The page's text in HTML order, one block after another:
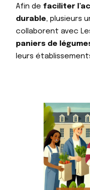
Afin de faciliter
durable, plusieurs
collaborent avec
paniers de
leurs